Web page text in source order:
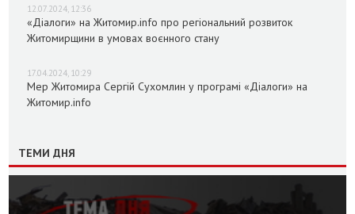
12.07.2024, 12:36
«Діалоги» на Житомир.info про регіональний розвиток
Житомирщини в умовах воєнного стану
17.04.2024, 10:29
Мер Житомира Сергій Сухомлин у програмі «Діалоги» на
Житомир.info
ТЕМИ ДНЯ